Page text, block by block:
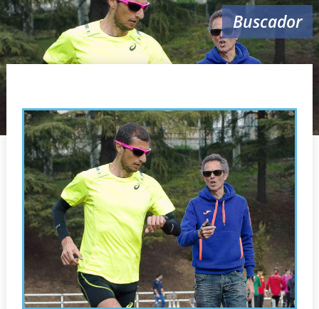
Comunicación ▼
Valencia en deporte ▼
Reservas
Buscador
pista de atletismo